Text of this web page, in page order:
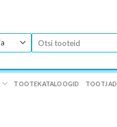
TOOTEKATALOOGID TOOTJAD